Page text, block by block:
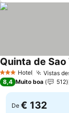
3 EstrelasHotel Vistas
Quinta de
8,4 Muito boa 512
De € 132